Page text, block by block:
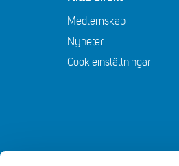
Medlemskap
Nyheter
Cookieinställningar